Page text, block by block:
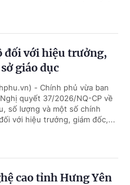
đối với hiệu trưởng,
giáo dục
- Chính phủ vừa ban
quyết 37/2026/NQ-CP về
số lượng và một số chính
với hiệu trưởng, giám đốc,...
cao tỉnh Hưng Yên